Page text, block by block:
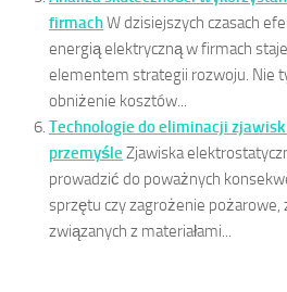
firmachW dzisiejszych czasach
energią elektryczną w firmach
elementem strategii rozwoju. Nie
obniżenie kosztów...
Technologie do eliminacji
przemyśle Zjawiska
prowadzić do poważnych
sprzętu czy zagrożenie pożarowe,
związanych z materiałami...